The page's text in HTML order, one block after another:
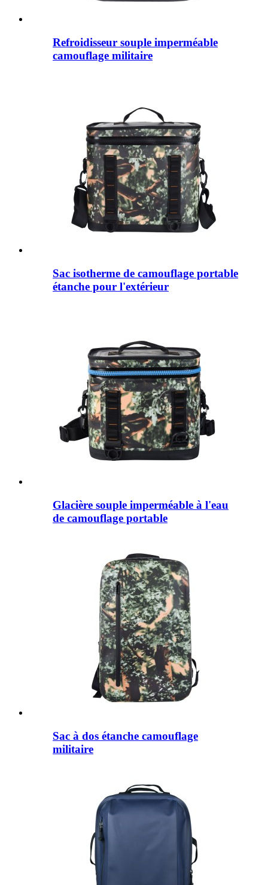
Refroidisseur souple imperméable
camouflage militaire
Sac isotherme de camouflage portable
étanche pour l'extérieur
Glacière souple imperméable à l'eau
de camouflage portable
Sac à dos étanche camouflage
militaire